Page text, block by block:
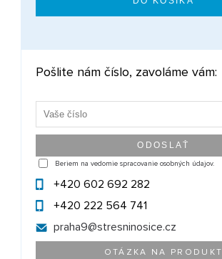
Pošlite nám číslo, zavoláme vám:
Beriem na vedomie spracovanie osobných údajov.
+420 602 692 282
+420 222 564 741
praha9@stresninosice.cz
OTÁZKA NA PRODUKT